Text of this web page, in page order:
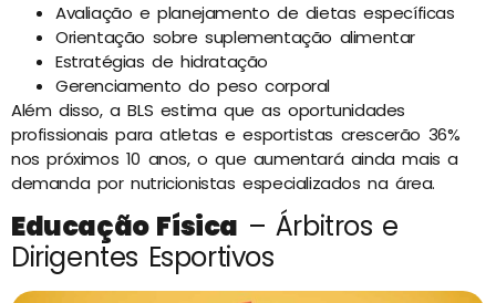
Avaliação e planejamento de dietas específicas
Orientação sobre suplementação alimentar
Estratégias de hidratação
Gerenciamento do peso corporal
Além disso, a BLS estima que as oportunidades
profissionais para atletas e esportistas crescerão 36%
nos próximos 10 anos, o que aumentará ainda mais a
demanda por nutricionistas especializados na área.
Educação Física – Árbitros e
Dirigentes Esportivos